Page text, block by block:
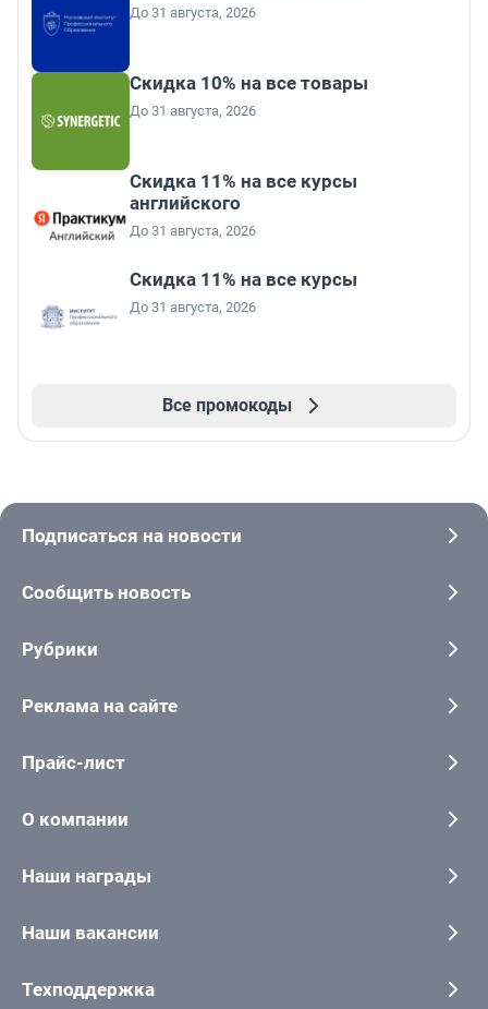
До 31 августа, 2026
Скидка 10% на все товары
До 31 августа, 2026
Скидка 11% на все курсы
английского
До 31 августа, 2026
Скидка 11% на все курсы
До 31 августа, 2026
Все промокоды
Подписаться на новости
Сообщить новость
Рубрики
Реклама на сайте
Прайс-лист
О компании
Наши награды
Наши вакансии
Техподдержка